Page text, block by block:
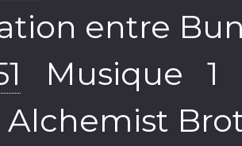
entre
Musique 1
Alchemist